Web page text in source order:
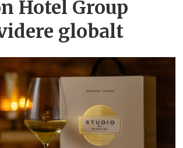
Hotel Group
globalt